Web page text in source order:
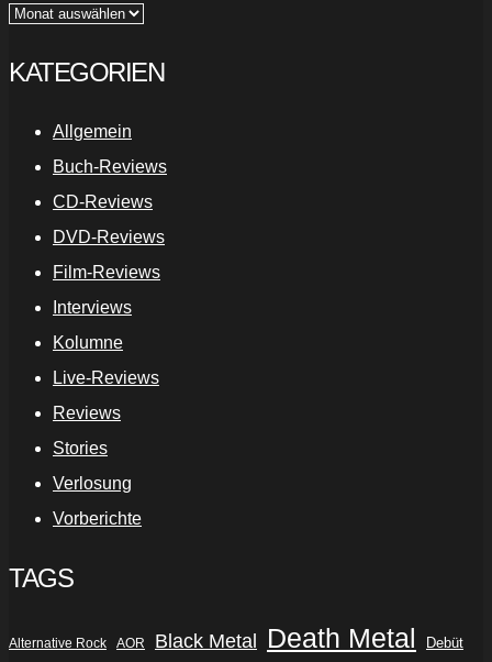
Archiv
KATEGORIEN
Allgemein
Buch-Reviews
CD-Reviews
DVD-Reviews
Film-Reviews
Interviews
Kolumne
Live-Reviews
Reviews
Stories
Verlosung
Vorberichte
TAGS
Alternative Rock AOR Black Metal Death Metal Debüt